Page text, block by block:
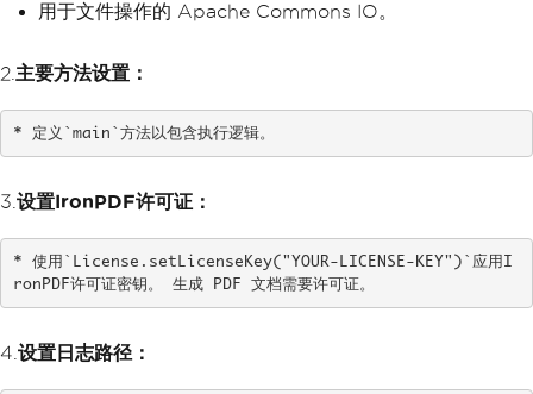
tils .readFileToString ( textFile,
Standa
as a PDF
PdfDocument
tent = PdfDocument.renderHtmlAsPdf("<p
            pdfFromTextContent
.saveAs
( Paths.get "example.pdf"));
nerated and saved as example.pdf"
用于文件操作的 Apache Commons IO。
2. 主要方法设置：
* 定义`main`方法以包含执行逻辑。
3. 设置IronPDF许可证：
* 使用`License.setLicenseKey("YOUR-LICENSE-KEY")`应用I
ronPDF许可证密钥。 生成 PDF 文档需要许可证。
4. 设置日志路径：